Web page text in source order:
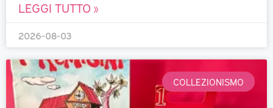
LEGGI TUTTO »
2026-08-03
COLLEZIONISMO